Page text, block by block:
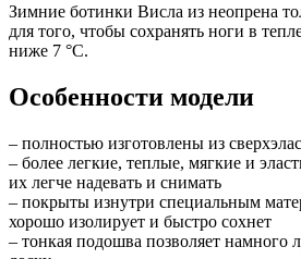
Зимние ботинки Висла из неопрена
для того, чтобы сохранять ноги в
ниже 7 °C.
Особенности модели
– полностью изготовлены из
– более легкие, теплые, мягкие и
их легче надевать и снимать
– покрыты изнутри специальным
хорошо изолирует и быстро сохнет
– тонкая подошва позволяет намного